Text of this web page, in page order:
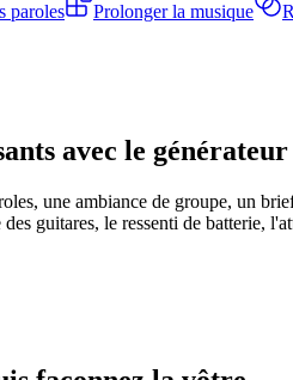
paroles Prolonger la musique
avec le
une ambiance de groupe, un
guitares, le ressenti de batterie,